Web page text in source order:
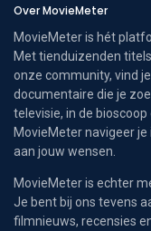
Over MovieMeter
MovieMeter is hét
Met tienduizenden
onze community, vind
documentaire die je
televisie, in de
MovieMeter navigeer
aan jouw wensen.
MovieMeter is echter
Je bent bij ons tevens
filmnieuws, recensies